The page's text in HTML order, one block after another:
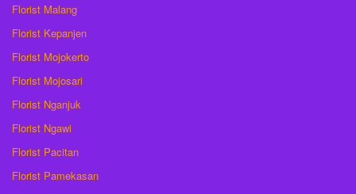
Florist Malang
Florist Kepanjen
Florist Mojokerto
Florist Mojosari
Florist Nganjuk
Florist Ngawi
Florist Pacitan
Florist Pamekasan